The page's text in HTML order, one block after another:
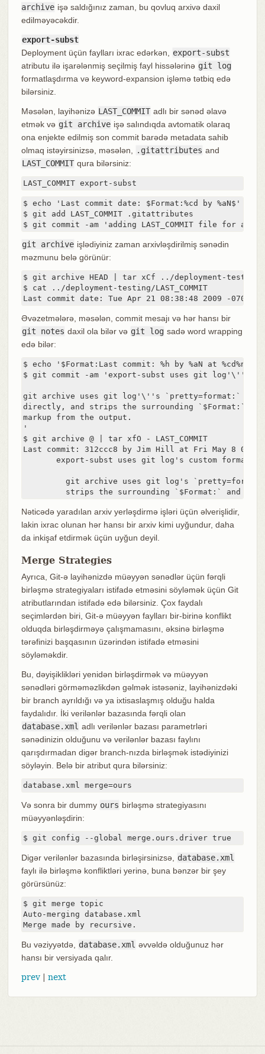
archive işə saldığınız zaman, bu qovluq arxivə daxil
edilməyəcəkdir.
export-subst
Deployment üçün faylları ixrac edərkən,
export-subst
atributu ilə işarələnmiş seçilmiş fayl hissələrinə git log
formatlaşdırma və keyword-expansion işləmə tətbiq edə
bilərsiniz.
Məsələn, layihənizə LAST_COMMIT adlı bir sənəd əlavə
etmək və git archive işə salındıqda avtomatik olaraq
ona enjekte edilmiş son commit barədə metadata sahib
olmaq istəyirsinizsə, məsələn,
.gitattributes and
LAST_COMMIT qura bilərsiniz:
LAST_COMMIT export-subst
$ echo 'Last commit date: $Format:%cd by %aN$' >
$ git add LAST_COMMIT .gitattributes
$ git commit -am 'adding LAST_COMMIT file for
git archive işlədiyiniz zaman arxivləşdirilmiş sənədin
məzmunu belə görünür:
$ git archive HEAD | tar xCf ../deployment-testing
$ cat ../deployment-testing/LAST_COMMIT
Last commit date: Tue Apr 21 08:38:48 2009 -0700
Əvəzetmələrə, məsələn, commit mesajı və hər hansı bir
git notes daxil ola bilər və git log sadə word wrapping
edə bilər:
$ echo '$Format:Last commit: %h by %aN at
$ git commit -am 'export-subst uses git log'\''s
git archive uses git log'\''s `pretty=format:`
directly, and strips the surrounding `$Format:`
markup from the output.
'
$ git archive @ | tar xfO - LAST_COMMIT
Last commit: 312ccc8 by Jim Hill at Fri May 8
       export-subst uses git log's custom formatter
git archive uses git log's
strips the surrounding `$Format:` and `$`
Nəticədə yaradılan arxiv yerləşdirmə işləri üçün əlverişlidir,
lakin ixrac olunan hər hansı bir arxiv kimi uyğundur, daha
da inkişaf etdirmək üçün uyğun deyil.
Merge Strategies
Ayrıca, Git-ə layihənizdə müəyyən sənədlər üçün fərqli
birləşmə strategiyaları istifadə etməsini söyləmək üçün Git
atributlarından istifadə edə bilərsiniz. Çox faydalı
seçimlərdən biri, Git-ə müəyyən faylları bir-birinə konflikt
olduqda birləşdirməyə çalışmamasını, əksinə birləşmə
tərəfinizi başqasının üzərindən istifadə etməsini
söyləməkdir.
Bu, dəyişiklikləri yenidən birləşdirmək və müəyyən
sənədləri görməməzlikdən gəlmək istəsəniz, layihənizdəki
bir branch ayrıldığı və ya ixtisaslaşmış olduğu halda
faydalıdır. İki verilənlər bazasında fərqli olan
database.xml adlı verilənlər bazası parametrləri
sənədinizin olduğunu və verilənlər bazası faylını
qarışdırmadan digər branch-nızda birləşmək istədiyinizi
söyləyin. Belə bir atribut qura bilərsiniz:
database.xml merge=ours
Və sonra bir dummy ours birləşmə strategiyasını
müəyyənləşdirin:
$ git config --global merge.ours.driver true
Digər verilənlər bazasında birləşirsinizsə,
database.xml
faylı ilə birləşmə konfliktləri yerinə, buna bənzər bir şey
görürsünüz:
$ git merge topic
Auto-merging database.xml
Merge made by recursive.
Bu vəziyyətdə, database.xml əvvəldə olduğunuz hər
hansı bir versiyada qalır.
prev| next